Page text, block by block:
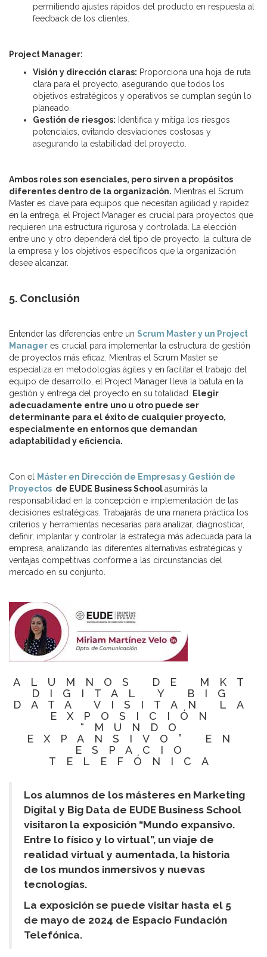
permitiendo ajustes rápidos del producto en respuesta al
feedback de los clientes.
Project Manager:
Visión y dirección claras: Proporciona una hoja de ruta
clara para el proyecto, asegurando que todos los
objetivos estratégicos y operativos se cumplan según lo
planeado.
Gestión de riesgos: Identifica y mitiga los riesgos
potenciales, evitando desviaciones costosas y
asegurando la estabilidad del proyecto.
Ambos roles son esenciales, pero sirven a propósitos
diferentes dentro de la organización. Mientras el Scrum
Master es clave para equipos que necesitan agilidad y rapidez
en la entrega, el Project Manager es crucial para proyectos que
requieren una estructura rigurosa y controlada. La elección
entre uno y otro dependerá del tipo de proyecto, la cultura de
la empresa y los objetivos específicos que la organización
desee alcanzar.
5. Conclusión
Entender las diferencias entre un Scrum Master y un Project
Manager es crucial para implementar la estructura de gestión
de proyectos más eficaz. Mientras el Scrum Master se
especializa en metodologías ágiles y en facilitar el trabajo del
equipo de desarrollo, el Project Manager lleva la batuta en la
gestión y entrega del proyecto en su totalidad.
Elegir
adecuadamente entre uno u otro puede ser
determinante para el éxito de cualquier proyecto,
especialmente en entornos que demandan
adaptabilidad y eficiencia.
Con el
Máster en Dirección de Empresas y Gestión de
Proyectos de EUDE Business Schoolasumirás la
responsabilidad en la concepción e implementación de las
decisiones estratégicas. Trabajarás de una manera práctica los
criterios y herramientas necesarias para analizar, diagnosticar,
definir, implantar y controlar la estrategia más adecuada para la
empresa, analizando las diferentes alternativas estratégicas y
ventajas competitivas conforme a las circunstancias del
mercado en su conjunto.
ALUMNOS DE MKT
DIGITAL Y BIG
DATA VISITAN LA
EXPOSICIÓN
“MUNDO
EXPANSIVO” EN
ESPACIO
TELEFÓNICA
Los alumnos de los másteres en Marketing
Digital y Big Data de EUDE Business School
visitaron la exposición “Mundo expansivo.
Entre lo físico y lo virtual”, un viaje de
realidad virtual y aumentada, la historia
de los mundos inmersivos y nuevas
tecnologías.
La exposición se puede visitar hasta el 5
de mayo de 2024 de Espacio Fundación
Telefónica.